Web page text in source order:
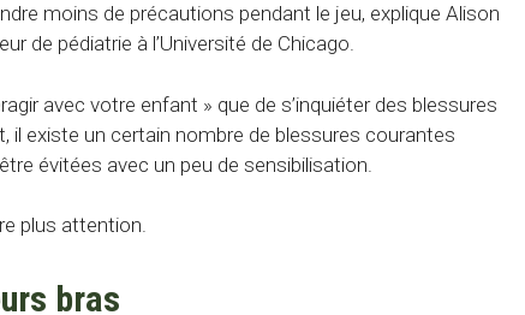
moins de précautions pendant le jeu, explique Alison
de pédiatrie à l’Université de Chicago.
avec votre enfant » que de s’inquiéter des blessures
il existe un certain nombre de blessures courantes
évitées avec un peu de sensibilisation.
plus attention.
bras